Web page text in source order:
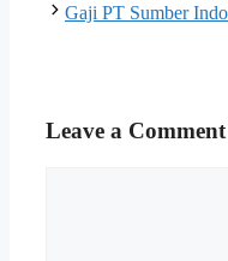
Gaji PT Sumber
Leave a Comment